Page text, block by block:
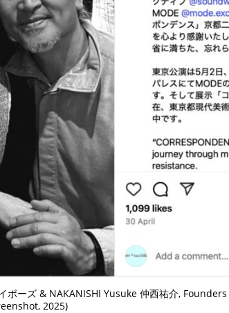
TAGS PEOPLE
ーズ & NAKANISHI Yusuke 仲西祐介, Founders
2025)